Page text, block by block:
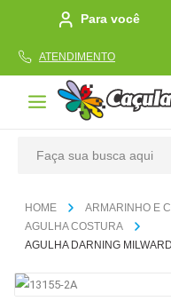
Para você
ATENDIMENTO
ARMARINHO E
AGULHA COSTURA
AGULHA DARNING
1º caderno
3º caneta